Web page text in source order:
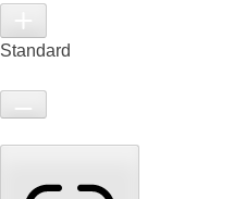
Standard